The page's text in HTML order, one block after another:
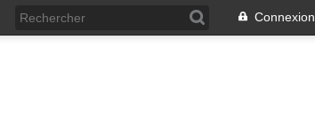
Connexion